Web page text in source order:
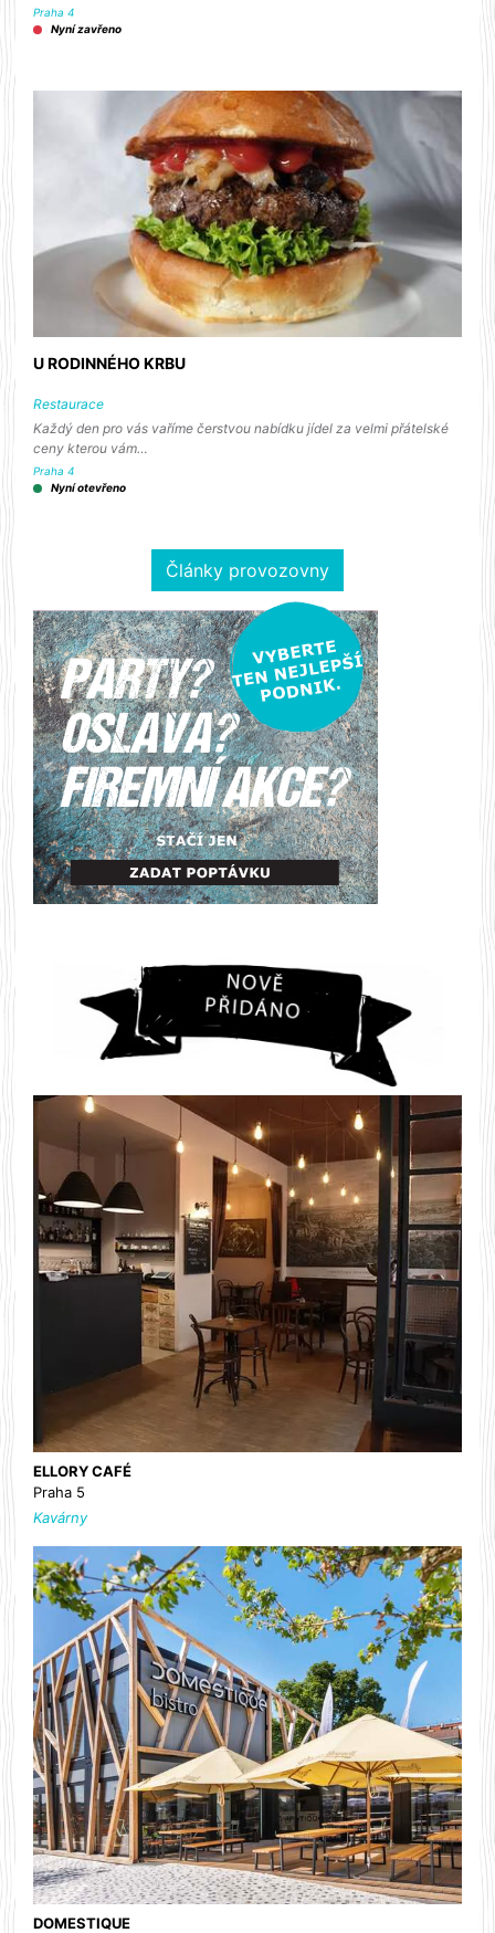
ELLORY CAFÉ
Praha 5
Kavárny
DOMESTIQUE
Praha 4
Nyní zavřeno
U RODINNÉHO KRBU
Restaurace
Každý den pro vás vaříme čerstvou nabídku jídel za velmi přátelské
ceny kterou vám…
Praha 4
Nyní otevřeno
Články provozovny